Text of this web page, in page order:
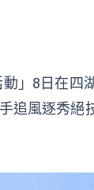
」8日在
追風逐秀絕